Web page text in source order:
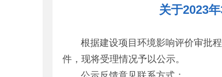
关于2023
根据建设项目环境影响评价审批
件，现将受理情况予以公示。